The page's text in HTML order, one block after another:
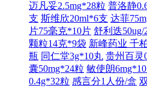
迈凡妥2.5mg*28粒 普洛静
支 斯维欣20ml*6支 达菲
片75毫克*10片 舒利迭50ug/
颗粒14克*9袋 新峰药业 千
瓶 同仁堂3g*10丸 贵州百灵
囊50mg*24粒 敏使朗
0.4g*32粒 感言分1人份/盒